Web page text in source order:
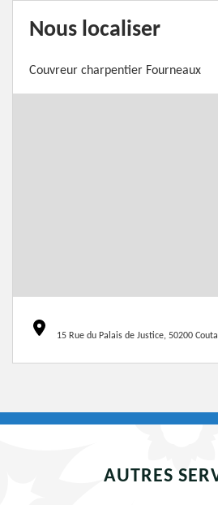
Nous localiser
Couvreur charpentier Fourneaux
15 Rue du Palais de Justice, 50200
AUTRES